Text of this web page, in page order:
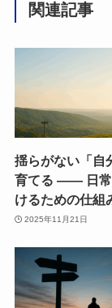
関連記事
揺らがない「自
育てる ―― 日常
けるための仕組
2025年11月21日